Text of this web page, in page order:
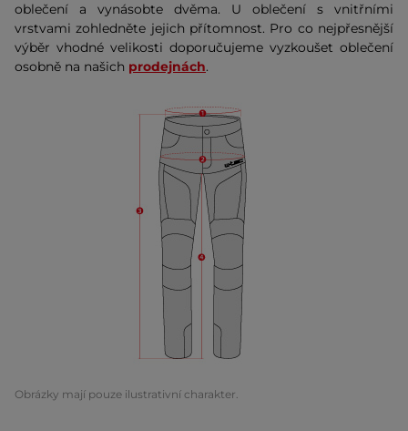
oblečení a vynásobte dvěma. U oblečení s vnitřními
vrstvami zohledněte jejich přítomnost. Pro co nejpřesnější
výběr vhodné velikosti doporučujeme vyzkoušet oblečení
osobně na našich prodejnách.
Obrázky mají pouze ilustrativní charakter.